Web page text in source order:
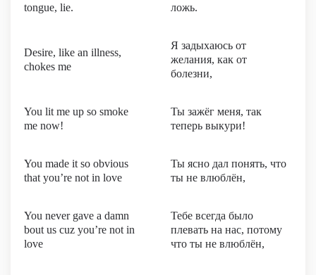
tongue, lie.
ложь.
Desire, like an illness,
chokes me
Я задыхаюсь от
желания, как от
болезни,
You lit me up so smoke
me now!
Ты зажёг меня, так
теперь выкури!
You made it so obvious
that you’re not in love
Ты ясно дал понять, что
ты не влюблён,
You never gave a damn
bout us cuz you’re not in
love
Тебе всегда было
плевать на нас, потому
что ты не влюблён,